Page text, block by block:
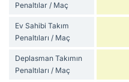
Penaltılar / Maç
Ev Sahibi Takım
Penaltıları / Maç
Deplasman Takımın
Penaltıları / Maç